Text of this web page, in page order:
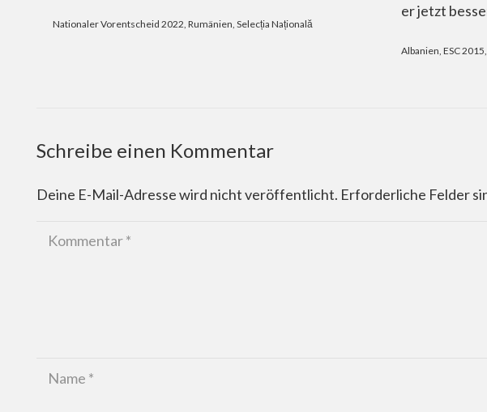
Nationaler Vorentscheid 2022 Rumänien Selecția Națională
er jetzt
Albanien ESC 2015
Schreibe einen Kommentar
Deine E-Mail-Adresse wird nicht veröffentlicht. Erforderliche Felder